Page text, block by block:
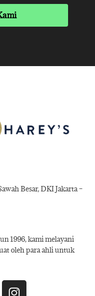
Besar, DKI Jakarta –
1996, kami melayani
oleh para ahli untuk